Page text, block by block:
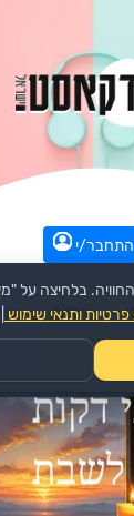
התחבר/י
>> יהדות >>
בלחיצה על
פרטיות ותנאי שימוש